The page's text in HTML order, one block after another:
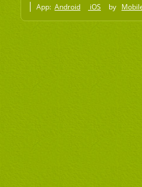
App: Android iOS by